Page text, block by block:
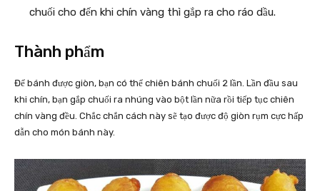
chuối cho đến khi chín vàng thì gắp ra cho ráo dầu.
Thành phẩm
Để bánh được giòn, bạn có thể chiên bánh chuối 2 lần. Lần đầu sau
khi chín, bạn gắp chuối ra nhúng vào bột lần nữa rồi tiếp tục chiên
chín vàng đều. Chắc chắn cách này sẽ tạo được độ giòn rụm cực hấp
dẫn cho món bánh này.